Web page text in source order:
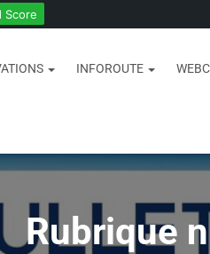
Score
INFOROUTE
Rubrique